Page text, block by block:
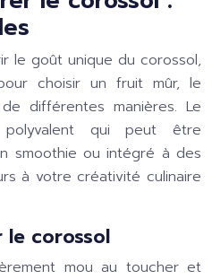
le goût unique du corossol,
choisir un fruit mûr, le
différentes manières. Le
qui peut être
smoothie ou intégré à des
à votre créativité culinaire
corossol
mou au toucher et